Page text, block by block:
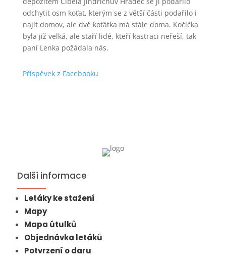
odchytit osm koťat, kterým se z větší části podařilo i
najít domov, ale dvě koťátka má stále doma. Kočička
byla již velká, ale staří lidé, kteří kastraci neřeší, tak
paní Lenka požádala nás.
Příspěvek z Facebooku
Další informace
Letáky ke stažení
Mapy
Mapa útulků
Objednávka letáků
Potvrzení o daru